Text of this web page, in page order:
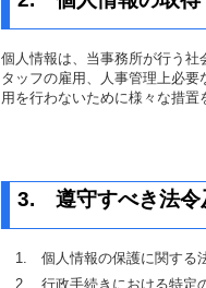
個人情報は、当事務所が行う社
タッフの雇用、人事管理上必
用を行わないために様々な措置
3. 遵守すべき法令
1.
個人情報の保護に関する
2. 行政手続きにおける特定